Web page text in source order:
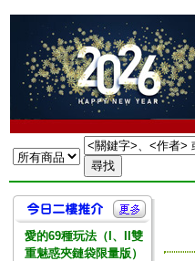
愛的69種玩法（I、II雙
重魅惑夾鏈袋限量版）